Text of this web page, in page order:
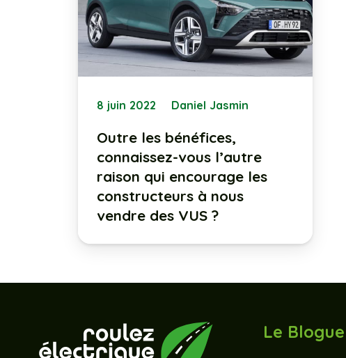
8 juin 2022 Daniel Jasmin
Outre les bénéfices,
connaissez-vous l’autre
raison qui encourage les
constructeurs à nous
vendre des VUS ?
Le Blogue